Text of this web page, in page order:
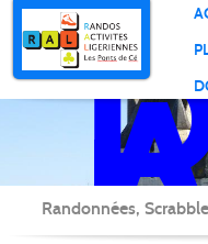
Randonnées,
Panneau de gestion des